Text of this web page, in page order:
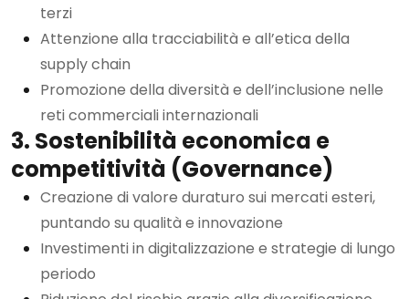
terzi
Attenzione alla tracciabilità e all’etica della
supply chain
Promozione della diversità e dell’inclusione nelle
reti commerciali internazionali
3. Sostenibilità economica e
competitività (Governance)
Creazione di valore duraturo sui mercati esteri,
puntando su qualità e innovazione
Investimenti in digitalizzazione e strategie di lungo
periodo